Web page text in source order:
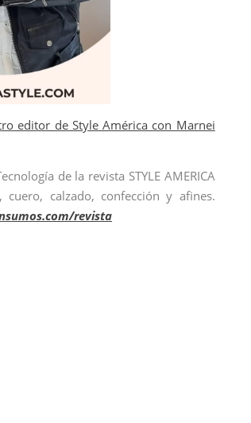
editor de Style América con Marnei
de la revista STYLE AMERICA
calzado, confección y afines.
revista